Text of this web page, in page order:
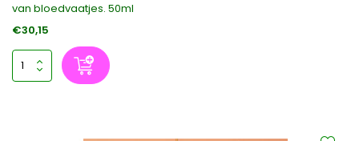
van bloedvaatjes. 50ml
€30,15